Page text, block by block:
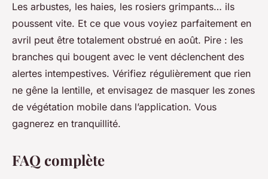
Les arbustes, les haies, les rosiers grimpants… ils
poussent vite. Et ce que vous voyiez parfaitement en
avril peut être totalement obstrué en août. Pire : les
branches qui bougent avec le vent déclenchent des
alertes intempestives. Vérifiez régulièrement que rien
ne gêne la lentille, et envisagez de masquer les zones
de végétation mobile dans l’application. Vous
gagnerez en tranquillité.
FAQ complète